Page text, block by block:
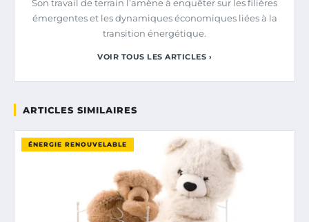
Son travail de terrain l’amène à enquêter sur les filières
émergentes et les dynamiques économiques liées à la
transition énergétique.
VOIR TOUS LES ARTICLES ›
ARTICLES SIMILAIRES
ÉNERGIE RENOUVELABLE